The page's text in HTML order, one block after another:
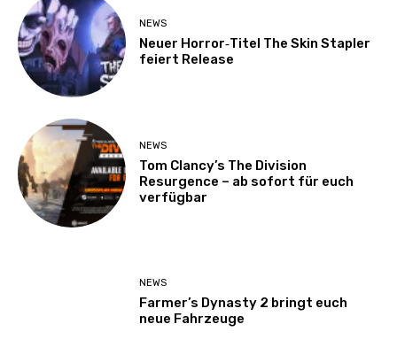
NEWS
Neuer Horror‑Titel The Skin Stapler
feiert Release
NEWS
Tom Clancy’s The Division
Resurgence – ab sofort für euch
verfügbar
NEWS
Farmer’s Dynasty 2 bringt euch
neue Fahrzeuge